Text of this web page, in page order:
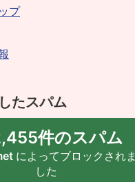
プ
たスパム
件のスパム
によってブロックされま
した